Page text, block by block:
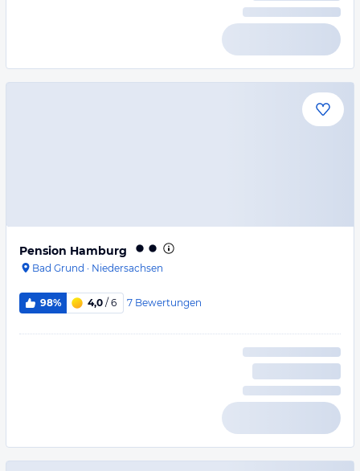
Pension Hamburg
Bad Grund · Niedersachsen
98% 4,0 / 6 7 Bewertungen